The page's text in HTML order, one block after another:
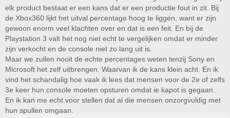
elk product bestaat er een kans dat er een productie fout in zit. Bij
de Xbox360 lijkt het uitval percentage hoog te liggen, want er zijn
gewoon enorm veel klachten over en dat is een feit. En bij de
Playstation 3 valt het nog niet echt te vergelijken omdat er minder
zijn verkocht en de console niet zo lang uit is.
Maar we zullen nooit de echte percentages weten tenzij Sony en
Microsoft het zelf uitbrengen. Waarvan ik de kans klein acht. En ik
vind het schandalig hoe vaak ik lees dat mensen voor de 2e of zelfs
3e keer hun console moeten opsturen omdat ie kapot is gegaan.
En ik kan me echt voor stellen dat al die mensen onzorgvuldig met
hun spullen omgaan.